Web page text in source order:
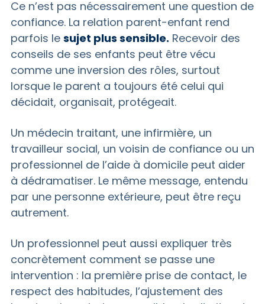
Ce n’est pas nécessairement une question de
confiance. La relation parent-enfant rend
parfois le sujet plus sensible. Recevoir des
conseils de ses enfants peut être vécu
comme une inversion des rôles, surtout
lorsque le parent a toujours été celui qui
décidait, organisait, protégeait.
Un médecin traitant, une infirmière, un
travailleur social, un voisin de confiance ou un
professionnel de l’aide à domicile peut aider
à dédramatiser. Le même message, entendu
par une personne extérieure, peut être reçu
autrement.
Un professionnel peut aussi expliquer très
concrètement comment se passe une
intervention : la première prise de contact, le
respect des habitudes, l’ajustement des